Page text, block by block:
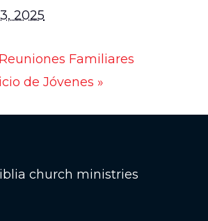
2025
Familiares
de Jóvenes »